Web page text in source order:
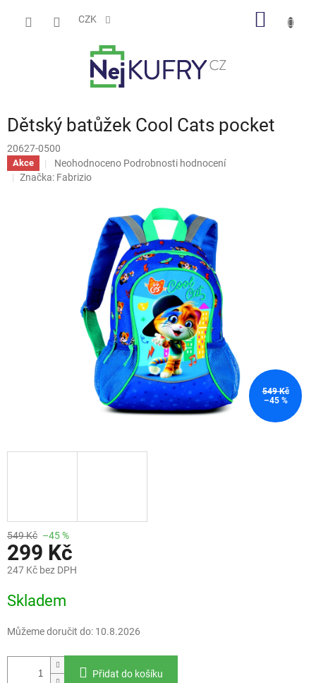
CZK
Dětský batůžek Cool Cats pocket
20627-0500
Akce
Průměrné
hodnocení
hvězdiček.
Neohodnoceno Podrobnosti hodnocení
Značka: Fabrizio
549 Kč
–45 %
549 Kč –45 %
299 Kč
247 Kč bez DPH
cena:
Skladem
Můžeme doručit do: 10.8.2026
Přidat do košíku